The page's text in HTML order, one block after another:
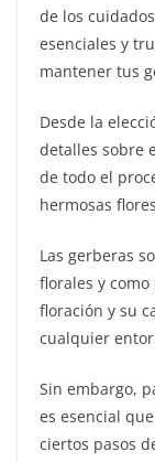
de los
esenciales y
mantener tus
Desde la
detalles sobre
de todo el
hermosas
Las gerberas
florales y
floración y su
cualquier
Sin embargo,
es esencial
ciertos pasos